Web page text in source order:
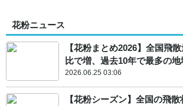
花粉ニュース
【花粉まとめ2026】全国飛
比で増、過去10年で最多の地
2026.06.25 03:06
【花粉シーズン】全国の飛